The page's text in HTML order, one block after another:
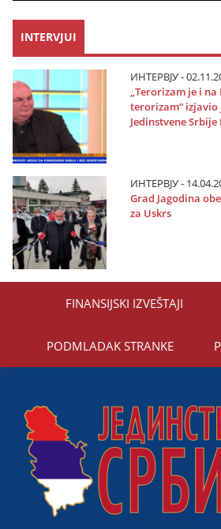
INTERVJUI
ИНТЕРВЈУ -
„Terorizam јe i
terorizam“ izјavio
Јedinstvene
ИНТЕРВЈУ -
Grad Јagodina
za Uskrs
FINANSIЈSKI IZVEŠTAЈI
PODMLADAK STRANKE